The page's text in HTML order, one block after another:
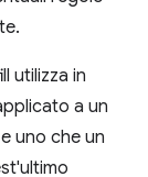
utilizza in
a un
uno che un